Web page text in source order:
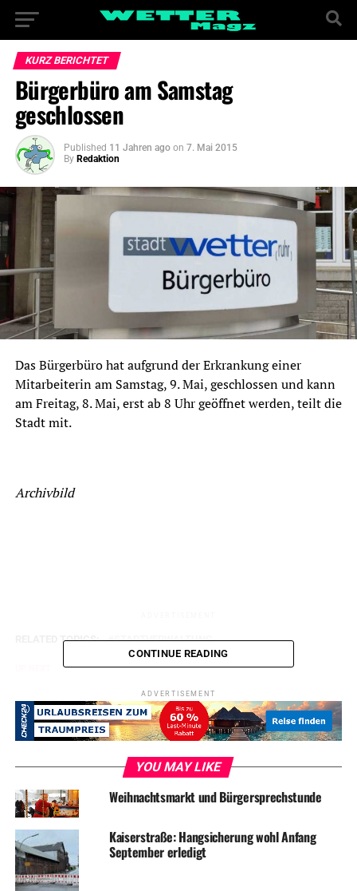
KURZ BERICHTET
Bürgerbüro am Samstag
geschlossen
Published 11 Jahren ago on 7. Mai 2015
By Redaktion
Das Bürgerbüro hat aufgrund der Erkrankung einer
Mitarbeiterin am Samstag, 9. Mai, geschlossen und kann
am Freitag, 8. Mai, erst ab 8 Uhr geöffnet werden, teilt die
Stadt mit.
Archivbild
RELATED TOPICS: STADTVERWALTUNG
DON'T MISS
Bürgerbüro und Stadtbücherei am Samstag geschlossen
CONTINUE READING
ADVERTISEMENT
YOU MAY LIKE
Weihnachtsmarkt und Bürgersprechstunde
Kaiserstraße: Hangsicherung wohl Anfang
September erledigt